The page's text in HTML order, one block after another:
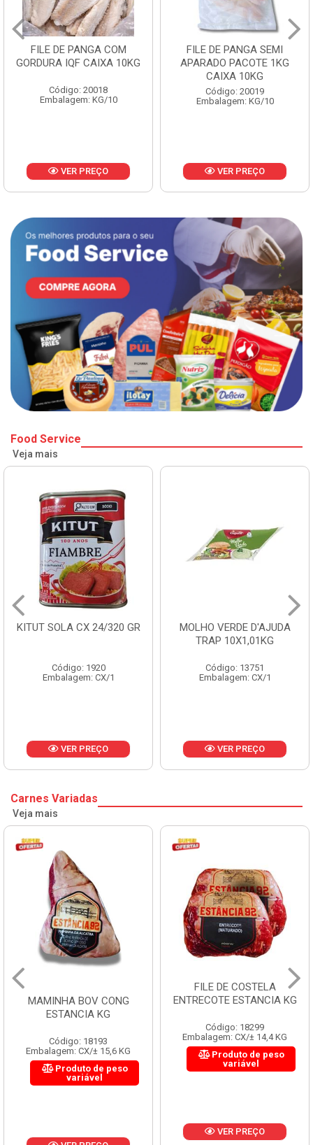
FILE DE PANGA SEMI
APARADO PACOTE 1KG
Código: 20019
Embalagem: KG/10
VER PREÇO
POLACA DESFIADA
PESCAMARES PCT5KG
CX10KG
Código: 20161
Embalagem: KG/10
VER PREÇO
Food Service
Veja mais
CX 24/320 GR
Código: 1920
CX/1
VER PREÇO
MOLHO VERDE D'AJUDA
TRAP 10X1,01KG
Código: 13751
Embalagem: CX/1
VER PREÇO
Carnes Variadas
Veja mais
MAMINHA BOV CONG
ESTANCIA KG
Código: 18193
Embalagem: CX/± 15,6 KG
Produto de peso
variável
FILE DE COSTELA
ENTRECOTE ESTANCIA KG
Código: 18299
Embalagem: CX/± 14,4 KG
Produto de peso
variável
VER PREÇO